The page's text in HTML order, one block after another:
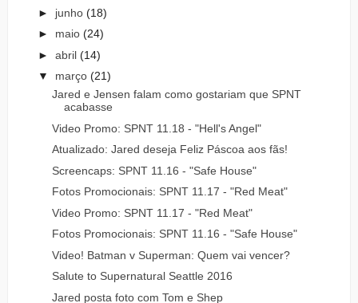
► junho (18)
► maio (24)
► abril (14)
▼ março (21)
Jared e Jensen falam como gostariam que SPNT
acabasse
Video Promo: SPNT 11.18 - "Hell's Angel"
Atualizado: Jared deseja Feliz Páscoa aos fãs!
Screencaps: SPNT 11.16 - "Safe House"
Fotos Promocionais: SPNT 11.17 - "Red Meat"
Video Promo: SPNT 11.17 - "Red Meat"
Fotos Promocionais: SPNT 11.16 - "Safe House"
Video! Batman v Superman: Quem vai vencer?
Salute to Supernatural Seattle 2016
Jared posta foto com Tom e Shep